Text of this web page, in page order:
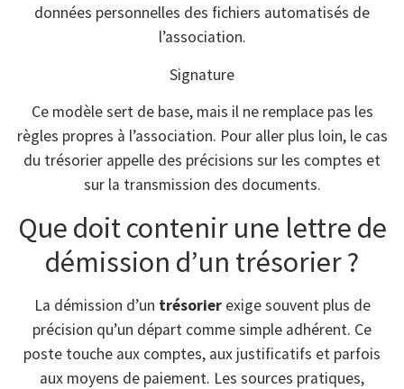
données personnelles des fichiers automatisés de
l’association.
Signature
Ce modèle sert de base, mais il ne remplace pas les
règles propres à l’association. Pour aller plus loin, le cas
du trésorier appelle des précisions sur les comptes et
sur la transmission des documents.
Que doit contenir une lettre de
démission d’un trésorier ?
La démission d’un trésorierexige souvent plus de
précision qu’un départ comme simple adhérent. Ce
poste touche aux comptes, aux justificatifs et parfois
aux moyens de paiement. Les sources pratiques,